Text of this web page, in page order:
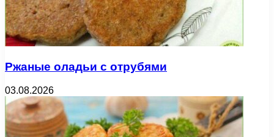
Ржаные оладьи с отрубями
03.08.2026